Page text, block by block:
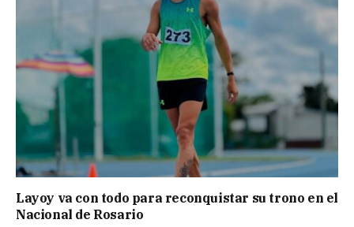
Layoy va con todo para reconquistar su trono en el
Nacional de Rosario